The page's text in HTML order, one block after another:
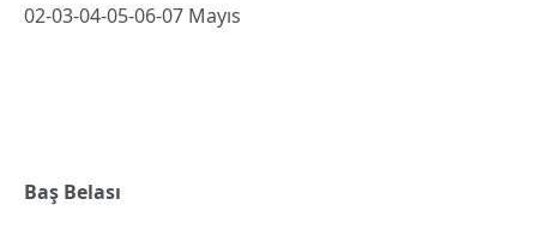
02-03-04-05-06-07 Mayıs
Baş Belası